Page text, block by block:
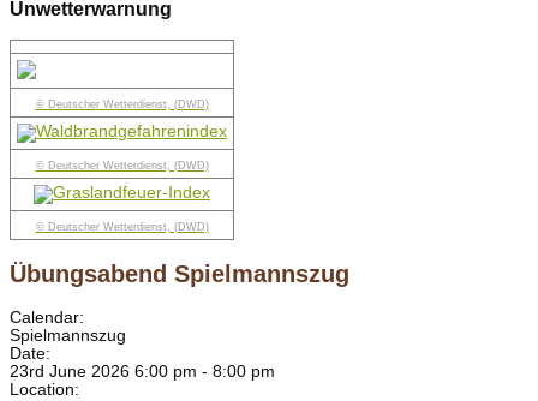
Unwetterwarnung
© Deutscher Wetterdienst, (DWD)
© Deutscher Wetterdienst, (DWD)
© Deutscher Wetterdienst, (DWD)
Übungsabend Spielmannszug
Calendar:
Spielmannszug
Date:
23rd June 2026 6:00 pm - 8:00 pm
Location: